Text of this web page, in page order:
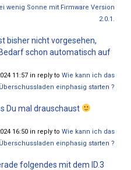
wenig Sonne mit Firmware Version
2.0.1.
bisher nicht vorgesehen,
schon automatisch auf
11:57 in reply to Wie kann ich das
Überschussladen einphasig starten ?
Du mal drauschaust
16:50 in reply to Wie kann ich das
Überschussladen einphasig starten ?
folgendes mit dem ID.3